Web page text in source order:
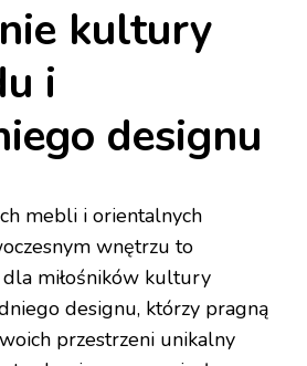
kultury
i
designu
mebli i orientalnych
wnętrzu to
miłośników kultury
designu, którzy pragną
przestrzeni unikalny